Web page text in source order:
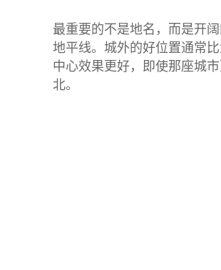
最重要的不是地名，而是开
地平线。城外的好位置通常
中心效果更好，即使那座城
北。